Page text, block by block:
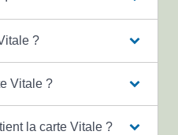
?
Vitale ?
la carte Vitale ?